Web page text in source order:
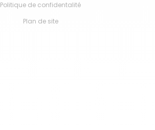
Politique de confidentalité
Plan de site